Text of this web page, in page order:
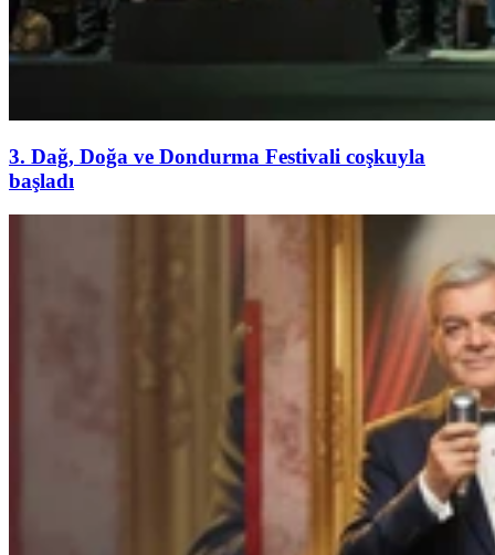
3. Dağ, Doğa ve Dondurma Festivali coşkuyla
başladı